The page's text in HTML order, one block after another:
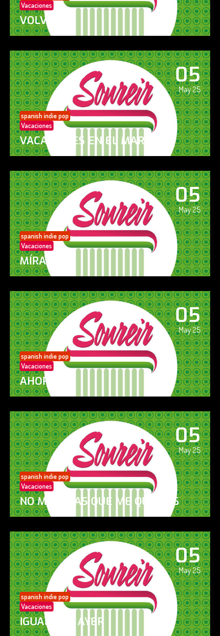
Vacaciones
VOLVERÁS
05
May 25
spanish indie pop
Vacaciones
VACACIONES EN EL MAR
05
May 25
spanish indie pop
Vacaciones
MÍRAME
05
May 25
spanish indie pop
Vacaciones
AHORA SÍ!
05
May 25
spanish indie pop
Vacaciones
NO ME DIGAS QUE ME QUIERES
05
May 25
spanish indie pop
Vacaciones
IGUAL QUE AYER